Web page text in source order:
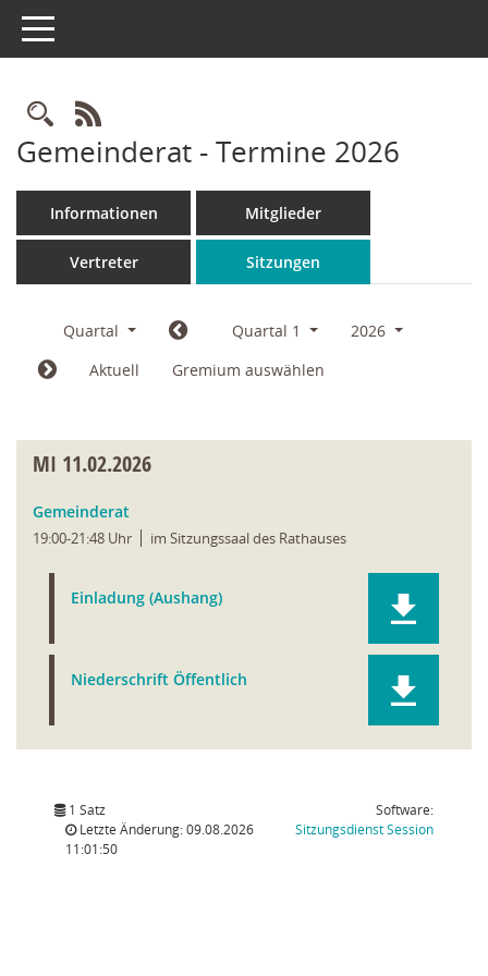
Toggle navigation
Rechercheauswahl
RSS-Feed
Gemeinderat - Termine 2026
Informationen Mitglieder
Vertreter Sitzungen
Quartal Quartal 1
2026
Aktuell
Gremium auswählen
MI 11.02.2026
Gemeinderat
19:00-21:48 Uhr im Sitzungssaal des Rathauses
Einladung (Aushang)
Niederschrift Öffentlich
1 Satz
Letzte Änderung: 09.08.2026
11:01:50
Software:
SitzungsdienstSession(Wird in